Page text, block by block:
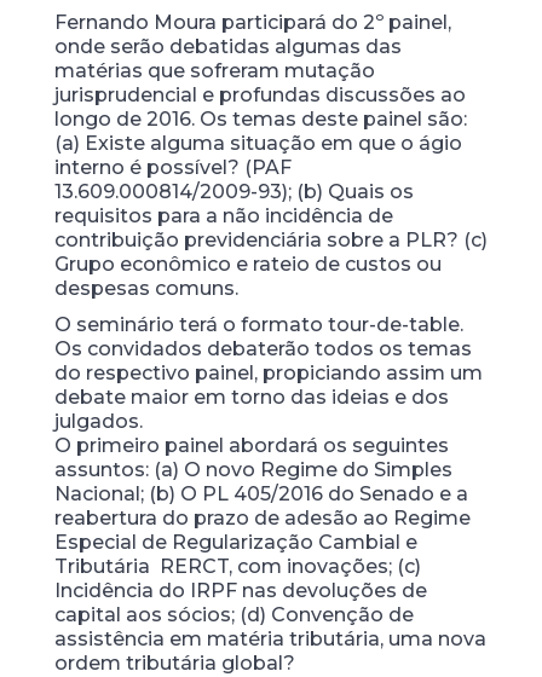
Fernando Moura participará do 2º painel,
onde serão debatidas algumas das
matérias que sofreram mutação
jurisprudencial e profundas discussões ao
longo de 2016. Os temas deste painel são:
(a) Existe alguma situação em que o ágio
interno é possível? (PAF
13.609.000814/2009-93); (b) Quais os
requisitos para a não incidência de
contribuição previdenciária sobre a PLR? (c)
Grupo econômico e rateio de custos ou
despesas comuns.
O seminário terá o formato tour-de-table.
Os convidados debaterão todos os temas
do respectivo painel, propiciando assim um
debate maior em torno das ideias e dos
julgados.
O primeiro painel abordará os seguintes
assuntos: (a) O novo Regime do Simples
Nacional; (b) O PL 405/2016 do Senado e a
reabertura do prazo de adesão ao Regime
Especial de Regularização Cambial e
Tributária RERCT, com inovações; (c)
Incidência do IRPF nas devoluções de
capital aos sócios; (d) Convenção de
assistência em matéria tributária, uma nova
ordem tributária global?